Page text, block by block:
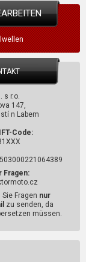
s r.o.
147,
n Labem
Code:
Fragen:
Fragen nur
zu senden, da
müssen.